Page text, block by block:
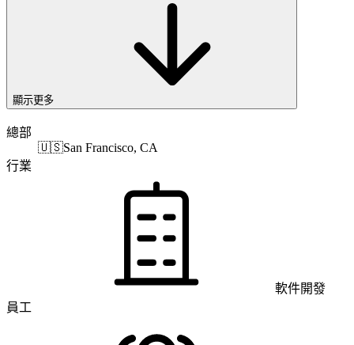
顯示更多
總部
🇺🇸San Francisco, CA
行業
軟件開發
員工